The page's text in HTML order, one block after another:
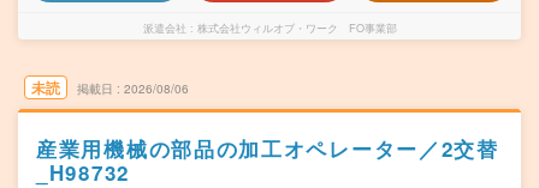
派遣会社 株式会社ウィルオブ・ワーク FO事業部
未読 掲載日 2026/08/06
産業用機械の部品の加工オペレーター／2交替
_H98732